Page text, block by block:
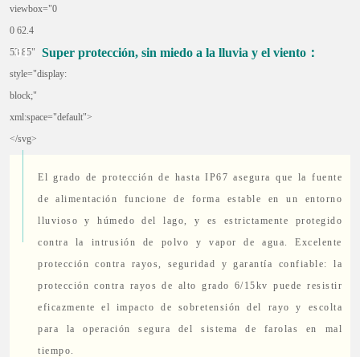
01
viewbox="0
0 62.4
53.85"
style="display:
block;"
xml:space="default">
</svg>
Super protección, sin miedo a la lluvia y el viento：
El grado de protección de hasta IP67 asegura que la fuente
de alimentación funcione de forma estable en un entorno
lluvioso y húmedo del lago, y es estrictamente protegido
contra la intrusión de polvo y vapor de agua. Excelente
protección contra rayos, seguridad y garantía confiable: la
protección contra rayos de alto grado 6/15kv puede resistir
eficazmente el impacto de sobretensión del rayo y escolta
para la operación segura del sistema de farolas en mal
tiempo.